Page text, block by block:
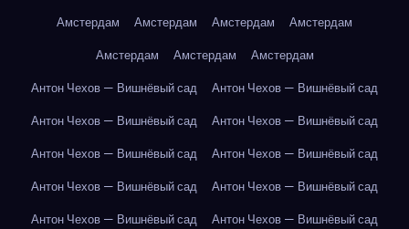
Амстердам
Амстердам Амстердам
Амстердам
Амстердам
Амстердам
Амстердам
Антон Чехов — Вишнёвый сад
Антон Чехов — Вишнёвый сад
Антон Чехов — Вишнёвый сад
Антон Чехов — Вишнёвый сад
Антон Чехов — Вишнёвый сад
Антон Чехов — Вишнёвый сад
Антон Чехов — Вишнёвый сад
Антон Чехов — Вишнёвый сад
Антон Чехов — Вишнёвый сад
Антон Чехов — Вишнёвый сад